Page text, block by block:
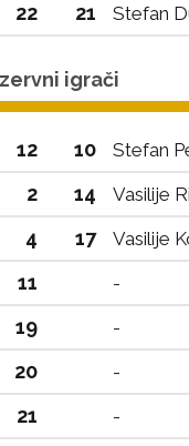
22 21 Stefan
igrači
12 10 Stefan
2 14 Vasilije
4 17 Vasilije
11 -
19
-
20 -
21 -